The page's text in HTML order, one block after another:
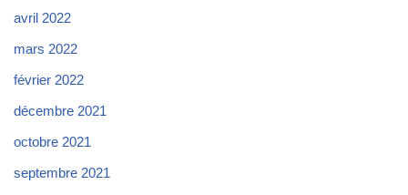
avril 2022
mars 2022
février 2022
décembre 2021
octobre 2021
septembre 2021